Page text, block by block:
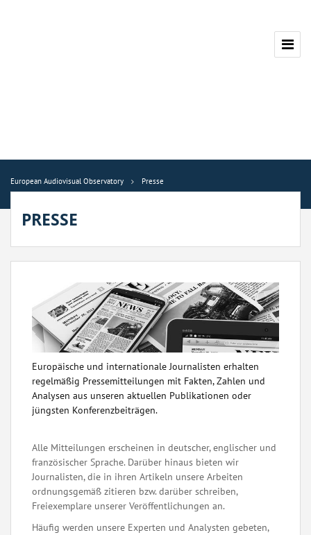
European Audiovisual Observatory Presse
PRESSE
Europäische und internationale Journalisten erhalten
regelmäßig Pressemitteilungen mit Fakten, Zahlen und
Analysen aus unseren aktuellen Publikationen oder
jüngsten Konferenzbeiträgen.
Alle Mitteilungen erscheinen in deutscher, englischer und
französischer Sprache. Darüber hinaus bieten wir
Journalisten, die in ihren Artikeln unsere Arbeiten
ordnungsgemäß zitieren bzw. darüber schreiben,
Freiexemplare unserer Veröffentlichungen an.
Häufig werden unsere Experten und Analysten gebeten,